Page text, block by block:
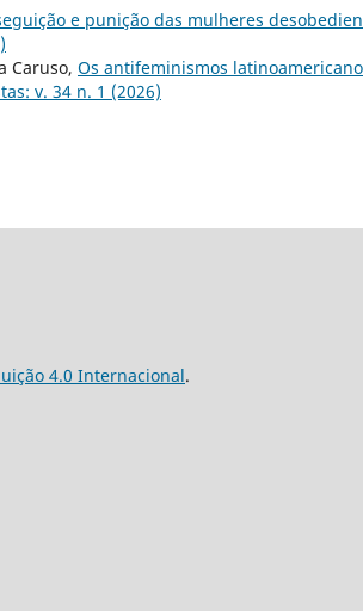
e punição das mulheres
Caruso, Os antifeminismos
v. 34 n. 1 (2026)
4.0 Internacional.